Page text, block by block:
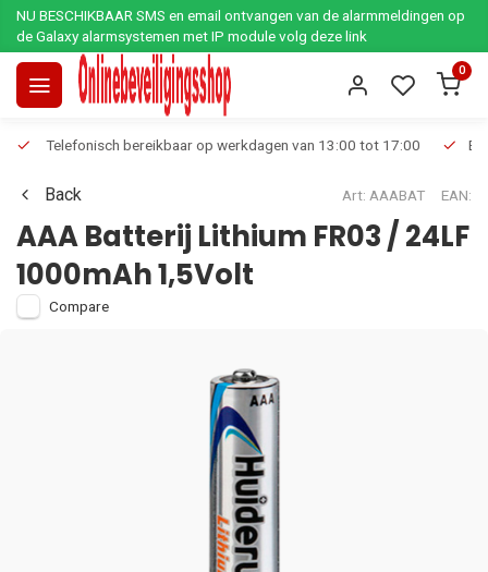
NU BESCHIKBAAR SMS en email ontvangen van de alarmmeldingen op
de Galaxy alarmsystemen met IP module volg deze link
0
Telefonisch bereikbaar op werkdagen van 13:00 tot 17:00
Back Art: AAABAT EAN:
AAA Batterij Lithium FR03 / 24LF
1000mAh 1,5Volt
Compare